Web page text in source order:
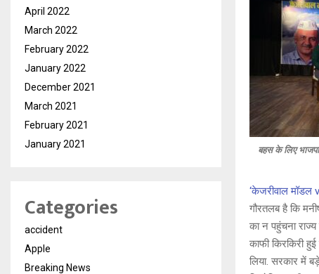
बहस के लिए भाजपा
‘केजरीवाल मॉडल
गौरतलब है कि
का न पहुंचना
काफी किरकिरी
लिया. सरकार में
April 2022
March 2022
February 2022
January 2022
December 2021
March 2021
February 2021
January 2021
Categories
accident
Apple
Breaking News